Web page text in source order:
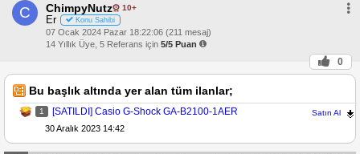
C ChimpyNutz 10+
Er Konu Sahibi
07 Ocak 2024 Pazar 18:22:06 (211 mesaj)
14 Yıllık Üye, 5 Referans için 5/5 Puan
0
Bu başlık altında yer alan tüm ilanlar;
1 [SATILDI] Casio G-Shock GA-B2100-1AER Satın Al
30 Aralık 2023 14:42